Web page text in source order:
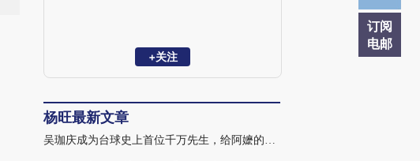
订阅
电邮
+关注
杨旺最新文章
吴珈庆成为台球史上首位千万先生，给阿嬷的奖杯虽迟但到｜体坛